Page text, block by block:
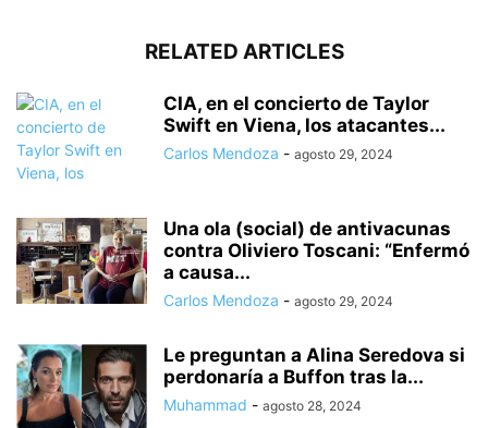
RELATED ARTICLES
CIA, en el concierto de Taylor
Swift en Viena, los atacantes...
Carlos Mendoza - agosto 29, 2024
Una ola (social) de antivacunas
contra Oliviero Toscani: “Enfermó
a causa...
Carlos Mendoza - agosto 29, 2024
Le preguntan a Alina Seredova si
perdonaría a Buffon tras la...
Muhammad - agosto 28, 2024